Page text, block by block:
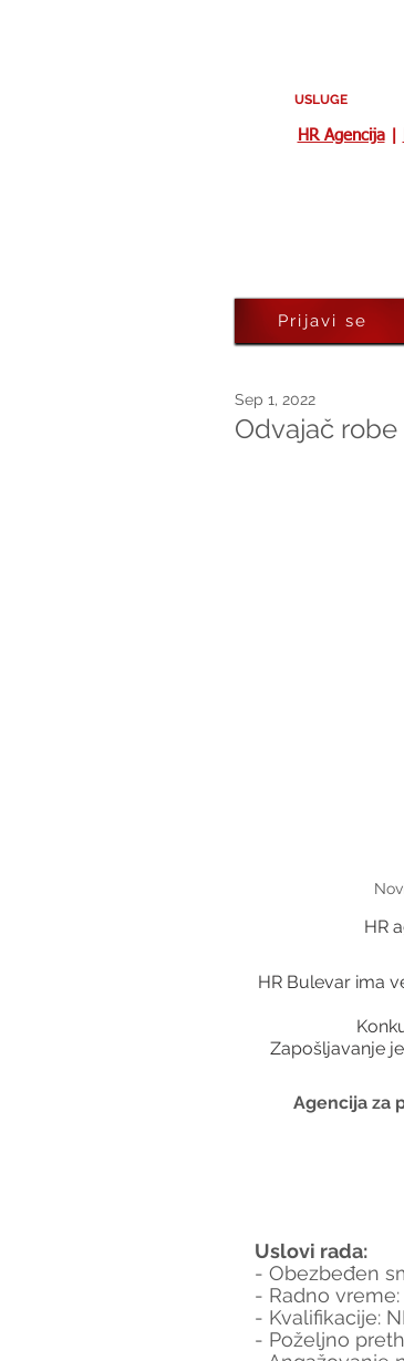
USLUGE
HR Agencija|
Odvajač
Sep 1, 2022
HR
HR Bulevar ima
Zapošljavanje
Agencija za
Uslovi rada:
- Obezbeđen
- Radno
- Kvalifikacije:
- Poželjno
Prijavi se